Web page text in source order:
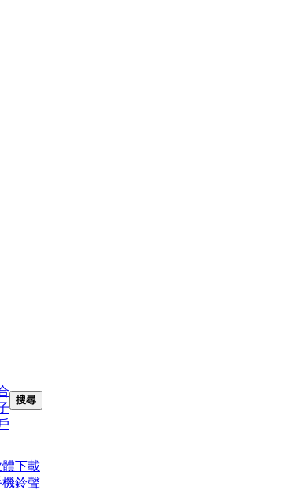
搜尋
體下載
機鈴聲